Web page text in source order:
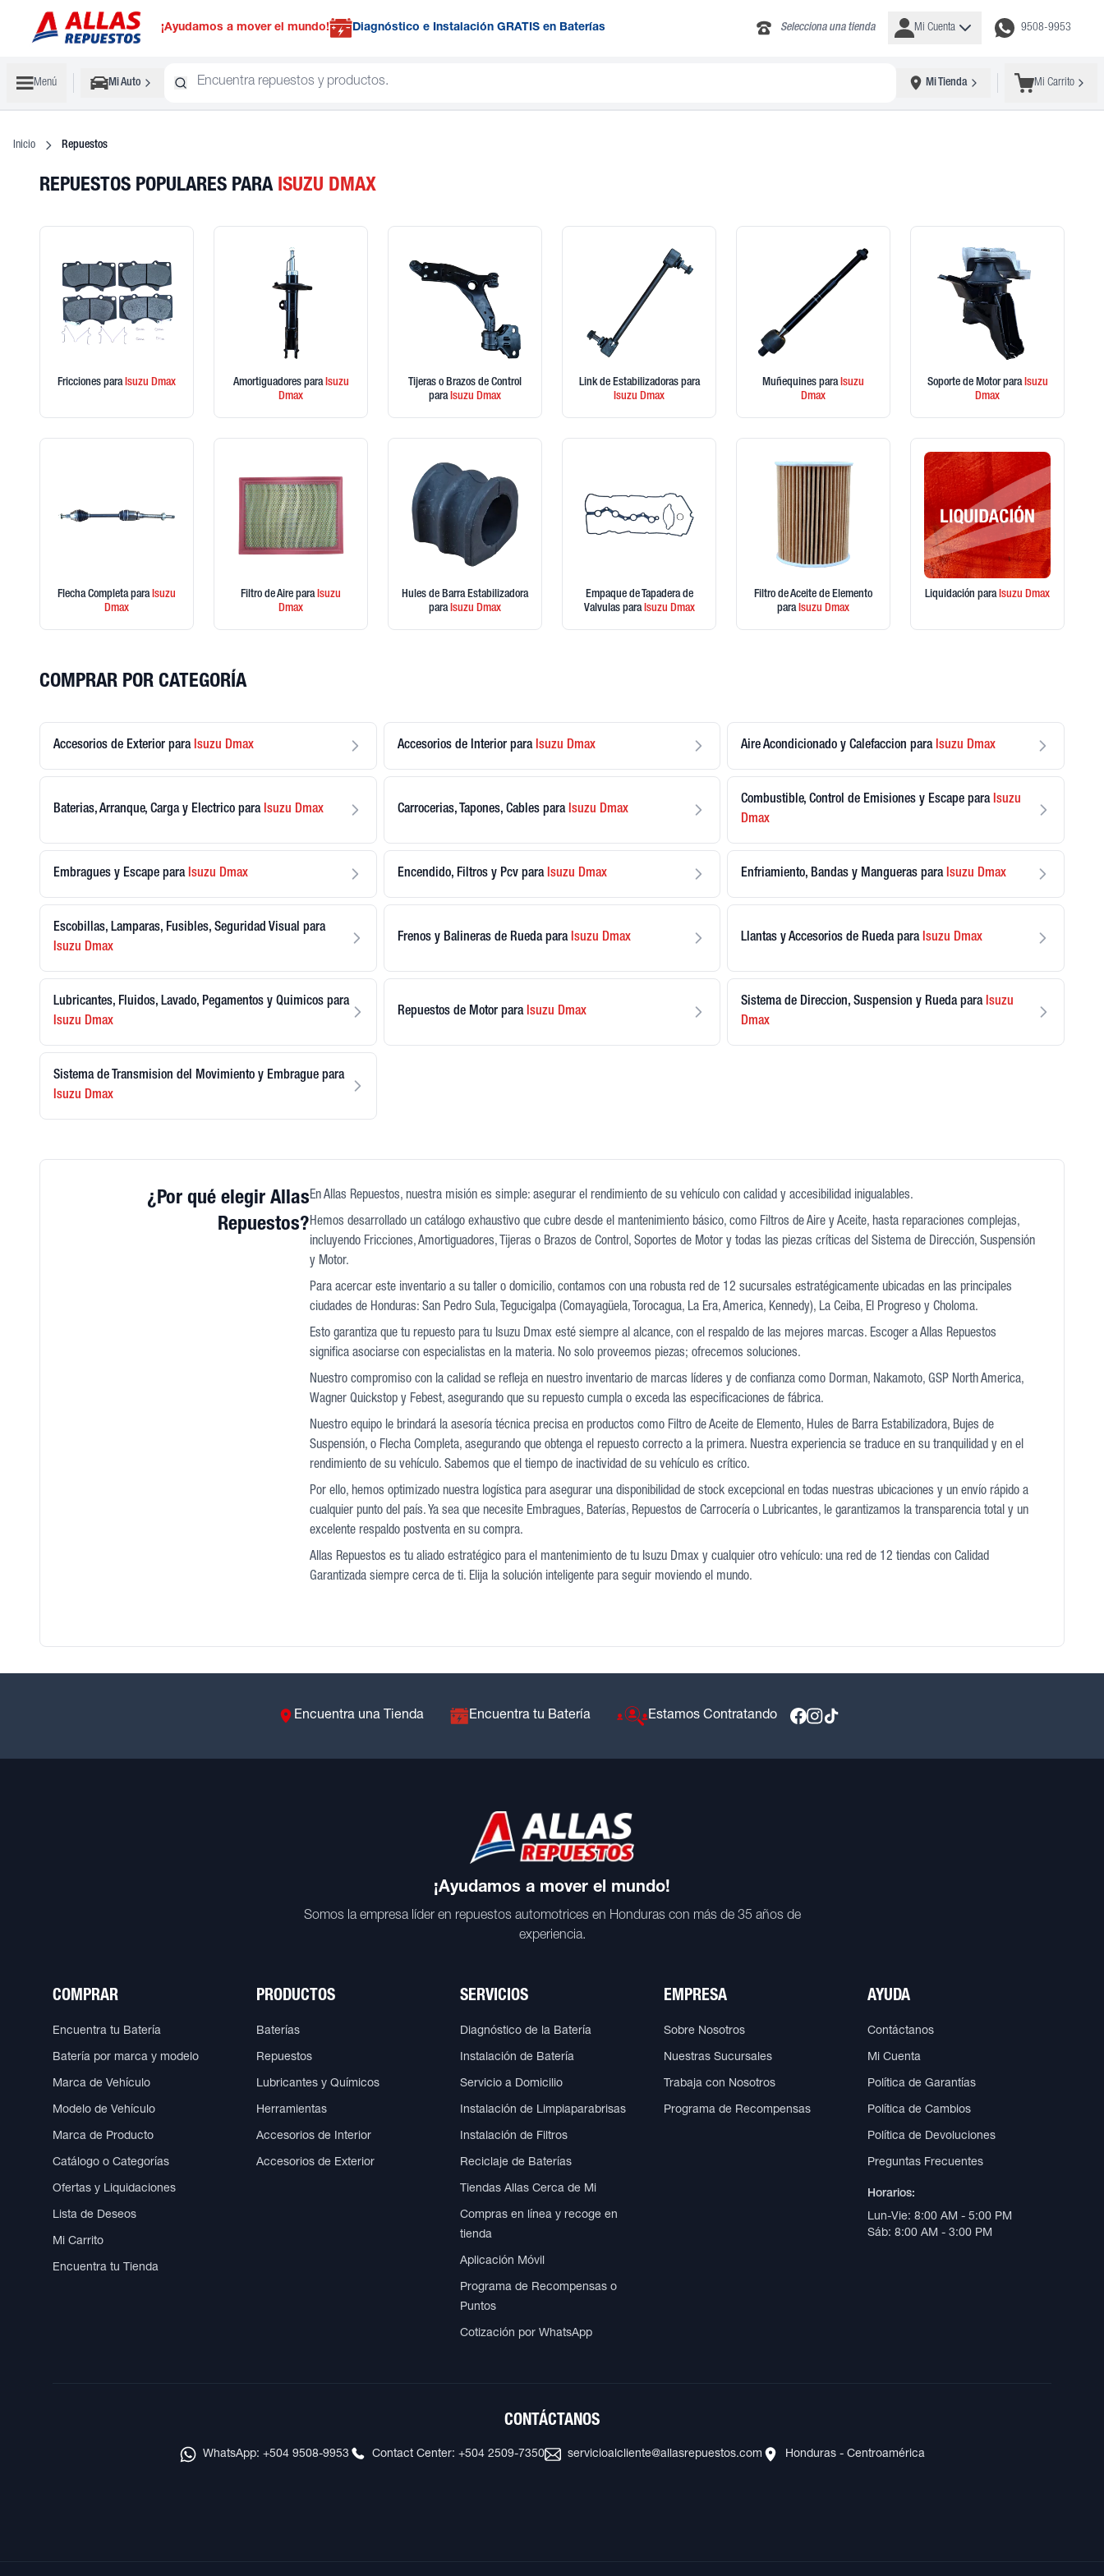
¡Ayudamos a mover el mundo! Diagnóstico e Instalación GRATIS en Baterías Selecciona una tienda Mi Cuenta 9508-9953
Menú Mi Auto Mi Tienda Mi Carrito
Inicio Repuestos
REPUESTOS POPULARES PARA ISUZU DMAX
Fricciones paraIsuzu Dmax Amortiguadores paraIsuzu
Dmax
Tijeras o Brazos de Control
paraIsuzu Dmax
Link de Estabilizadoras para
Isuzu Dmax
Muñequines paraIsuzu
Dmax
Soporte de Motor paraIsuzu
Dmax
Flecha Completa paraIsuzu
Dmax
Filtro de Aire paraIsuzu
Dmax
Hules de Barra Estabilizadora
paraIsuzu Dmax
Empaque de Tapadera de
Valvulas paraIsuzu Dmax
Filtro de Aceite de Elemento
paraIsuzu Dmax
Liquidación paraIsuzu Dmax
COMPRAR POR CATEGORÍA
Accesorios de Exterior paraIsuzu Dmax Accesorios de Interior paraIsuzu Dmax Aire Acondicionado y Calefaccion paraIsuzu Dmax
Baterias, Arranque, Carga y Electrico paraIsuzu Dmax Carrocerias, Tapones, Cables paraIsuzu Dmax
Combustible, Control de Emisiones y Escape paraIsuzu
Dmax
Embragues y Escape paraIsuzu Dmax Encendido, Filtros y Pcv paraIsuzu Dmax Enfriamiento, Bandas y Mangueras paraIsuzu Dmax
Escobillas, Lamparas, Fusibles, Seguridad Visual para
Isuzu Dmax
Frenos y Balineras de Rueda paraIsuzu Dmax Llantas y Accesorios de Rueda paraIsuzu Dmax
Lubricantes, Fluidos, Lavado, Pegamentos y Quimicos para
Isuzu Dmax
Repuestos de Motor paraIsuzu Dmax
Sistema de Direccion, Suspension y Rueda paraIsuzu
Dmax
Sistema de Transmision del Movimiento y Embrague para
Isuzu Dmax
¿Por qué elegir Allas
Repuestos?
En Allas Repuestos, nuestra misión es simple: asegurar el rendimiento de su vehículo con calidad y accesibilidad inigualables.
Hemos desarrollado un catálogo exhaustivo que cubre desde el mantenimiento básico, como Filtros de Aire y Aceite, hasta reparaciones complejas,
incluyendo Fricciones, Amortiguadores, Tijeras o Brazos de Control, Soportes de Motor y todas las piezas críticas del Sistema de Dirección, Suspensión
y Motor.
Para acercar este inventario a su taller o domicilio, contamos con una robusta red de 12 sucursales estratégicamente ubicadas en las principales
ciudades de Honduras: San Pedro Sula, Tegucigalpa (Comayagüela, Torocagua, La Era, America, Kennedy), La Ceiba, El Progreso y Choloma.
Esto garantiza que tu repuesto para tu Isuzu Dmax esté siempre al alcance, con el respaldo de las mejores marcas. Escoger a Allas Repuestos
significa asociarse con especialistas en la materia. No solo proveemos piezas; ofrecemos soluciones.
Nuestro compromiso con la calidad se refleja en nuestro inventario de marcas líderes y de confianza como Dorman, Nakamoto, GSP North America,
Wagner Quickstop y Febest, asegurando que su repuesto cumpla o exceda las especificaciones de fábrica.
Nuestro equipo le brindará la asesoría técnica precisa en productos como Filtro de Aceite de Elemento, Hules de Barra Estabilizadora, Bujes de
Suspensión, o Flecha Completa, asegurando que obtenga el repuesto correcto a la primera. Nuestra experiencia se traduce en su tranquilidad y en el
rendimiento de su vehículo. Sabemos que el tiempo de inactividad de su vehículo es crítico.
Por ello, hemos optimizado nuestra logística para asegurar una disponibilidad de stock excepcional en todas nuestras ubicaciones y un envío rápido a
cualquier punto del país. Ya sea que necesite Embragues, Baterías, Repuestos de Carrocería o Lubricantes, le garantizamos la transparencia total y un
excelente respaldo postventa en su compra.
Allas Repuestos es tu aliado estratégico para el mantenimiento de tu Isuzu Dmax y cualquier otro vehículo: una red de 12 tiendas con Calidad
Garantizada siempre cerca de ti. Elija la solución inteligente para seguir moviendo el mundo.
Encuentra una Tienda Encuentra tu Batería Estamos Contratando
¡Ayudamos a mover el mundo!
Somos la empresa líder en repuestos automotrices en Honduras con más de 35 años de
experiencia.
COMPRAR
Encuentra tu Batería
Batería por marca y modelo
Marca de Vehículo
Modelo de Vehículo
Marca de Producto
Catálogo o Categorías
Ofertas y Liquidaciones
Lista de Deseos
Mi Carrito
Encuentra tu Tienda
PRODUCTOS
Baterías
Repuestos
Lubricantes y Químicos
Herramientas
Accesorios de Interior
Accesorios de Exterior
SERVICIOS
Diagnóstico de la Batería
Instalación de Batería
Servicio a Domicilio
Instalación de Limpiaparabrisas
Instalación de Filtros
Reciclaje de Baterías
Tiendas Allas Cerca de Mi
Compras en línea y recoge en
tienda
Aplicación Móvil
Programa de Recompensas o
Puntos
Cotización por WhatsApp
EMPRESA
Sobre Nosotros
Nuestras Sucursales
Trabaja con Nosotros
Programa de Recompensas
AYUDA
Contáctanos
Mi Cuenta
Política de Garantías
Política de Cambios
Política de Devoluciones
Preguntas Frecuentes
Horarios:
Lun-Vie: 8:00 AM - 5:00 PM
Sáb: 8:00 AM - 3:00 PM
CONTÁCTANOS
WhatsApp: +504 9508-9953 Contact Center: +504 2509-7350 servicioalcliente@allasrepuestos.com Honduras - Centroamérica